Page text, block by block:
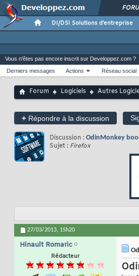
DI/DSI Solutions d'entreprise
Vous n'êtes pas encore inscrit sur Developpez.com ?
Derniers messages
Actions Réseau social
Forum Logiciels Autres
+ Répondre à la discussion
Discussion : OdinMonkey
Sujet : Firefox
27/03/2013, 15h20
Hinault Romaric
Rédacteur